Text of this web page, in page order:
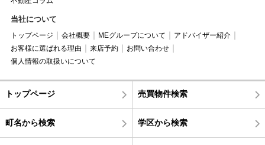
当社について
トップページ 会社概要 MEグループについて
アドバイザー紹介
お客様に選ばれる理由
来店予約
お問い合わせ
個人情報の取扱いについて
トップページ 売買物件検索
町名から検索 学区から検索